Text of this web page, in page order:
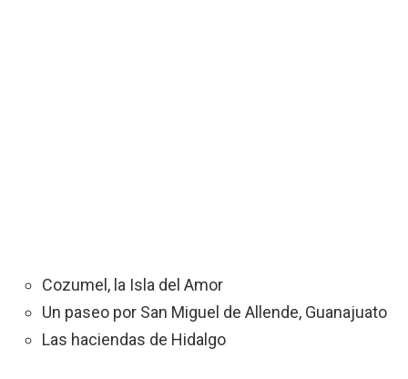
Cozumel, la Isla del Amor
Un paseo por San Miguel de Allende, Guanajuato
Las haciendas de Hidalgo